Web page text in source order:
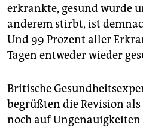
erkrankte, gesund wurde
anderem stirbt, ist
Und 99 Prozent aller
Tagen entweder wieder
Britische
begrüßten die Revision
noch auf